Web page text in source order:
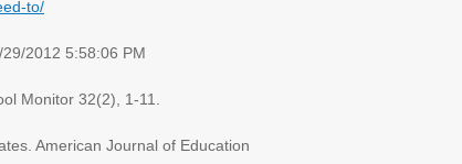
to/
2012 5:58:06 PM
Monitor 32(2), 1-11
American Journal of Education